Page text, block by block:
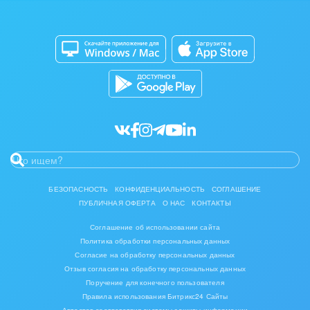
Инвестиционный бизнес
Интерьер, дизайн, декор
Консалтинговые и управленческие услуги
Мебель, лес, деревообработка
Медицина и фармацевтика
Металлургия
Кибербезопасность
Битрикс24 Маркет
Разработчикам приложений
БЕЗОПАСНОСТЬ КОНФИДЕНЦИАЛЬНОСТЬ
СОГЛАШЕНИЕ
ПУБЛИЧНАЯ ОФЕРТА
О НАС КОНТАКТЫ
Соглашение об использовании сайта
Политика обработки персональных данных
Согласие на обработку персональных данных
Отзыв согласия на обработку персональных данных
Поручение для конечного пользователя
Правила использования Битрикс24 Сайты